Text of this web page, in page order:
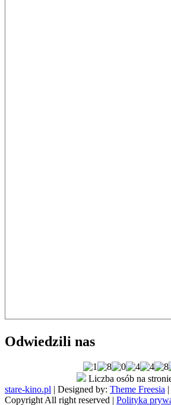
Odwiedzili nas
Liczba osób na
stare-kino.pl | Designed by: Theme Freesia |
Copyright All right reserved | Polityka